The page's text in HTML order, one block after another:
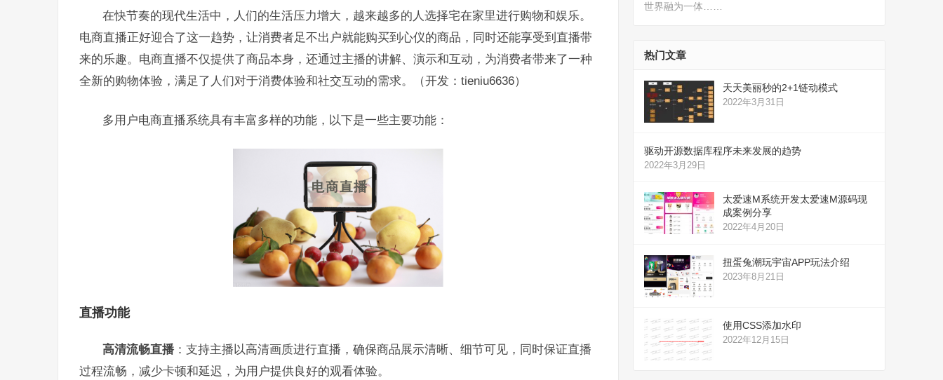
在快节奏的现代生活中，人们的生活压力增大，越来越多的人选择宅在家里进行购物和娱乐。
电商直播正好迎合了这一趋势，让消费者足不出户就能购买到心仪的商品，同时还能享受到直播带
来的乐趣。电商直播不仅提供了商品本身，还通过主播的讲解、演示和互动，为消费者带来了一种
全新的购物体验，满足了人们对于消费体验和社交互动的需求。（开发：tieniu6636）
多用户电商直播系统具有丰富多样的功能，以下是一些主要功能：
直播功能
高清流畅直播 ：支持主播以高清画质进行直播，确保商品展示清晰、细节可见，同时保证直播
过程流畅，减少卡顿和延迟，为用户提供良好的观看体验。
世界融为一体……
热门文章
天天美丽秒的2+1链动模式
2022年3月31日
驱动开源数据库程序未来发展的趋势
2022年3月29日
太爱速M系统开发太爱速M源码现
成案例分享
2022年4月20日
扭蛋兔潮玩宇宙APP玩法介绍
2023年8月21日
使用CSS添加水印
2022年12月15日